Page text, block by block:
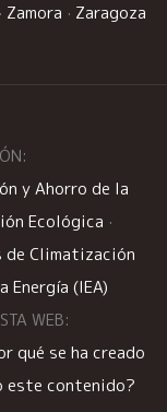
· Zamora · Zaragoza
y Ahorro de la
Ecológica ·
de Climatización
Energía (IEA)
WEB:
qué se ha creado
este contenido?